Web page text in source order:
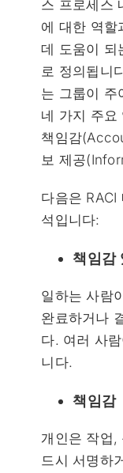
스 프로세스
에 대한 역할
데 도움이 되
로 정의됩니
는 그룹이 주
네 가지 주
책임감
보 제공
다음은 RACI
석입니다:
책임감
일하는 사람
완료하거나
다. 여러 사
니다.
책임감
개인은 작업,
드시 서명하